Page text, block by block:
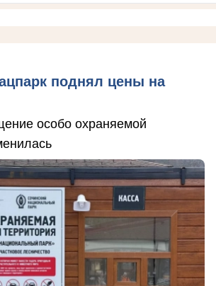
поднял цены на
особо охраняемой